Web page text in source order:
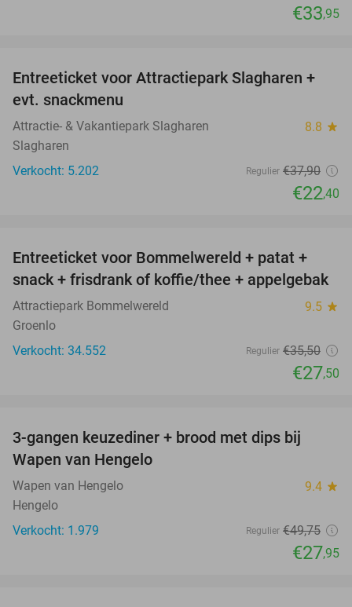
€33,95
41%
Entreeticket voor Attractiepark Slagharen +
evt. snackmenu
Attractie- & Vakantiepark Slagharen 8.8 star
Slagharen
Verkocht: 5.202
Regulier €37,90
€22,40
23%
Entreeticket voor Bommelwereld + patat +
snack + frisdrank of koffie/thee + appelgebak
Attractiepark Bommelwereld 9.5 star
Groenlo
Verkocht: 34.552
Regulier €35,50
€27,50
3-gangen keuzediner + brood met dips bij
Wapen van Hengelo
Wapen van Hengelo 9.4 star
Hengelo
Verkocht: 1.979
Regulier €49,75
€27,95